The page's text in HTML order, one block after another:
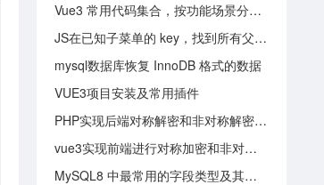
Vue3 常用代码集合，按功能场景分类，建议收藏!
JS在已知子菜单的 key，找到所有父级的 key 和 label等参数
mysql数据库恢复 InnoDB 格式的数据
VUE3项目安装及常用插件
PHP实现后端对称解密和非对称解密两种方法
vue3实现前端进行对称加密和非对称加密两种方法
MySQL8 中最常用的字段类型及其推荐长度